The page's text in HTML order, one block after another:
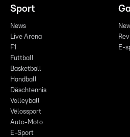
Sport
News
Live Arena
F1
Futtball
Basketball
Handball
Dëschtennis
Volleyball
Vëlossport
Auto-Moto
E-Sport
E-